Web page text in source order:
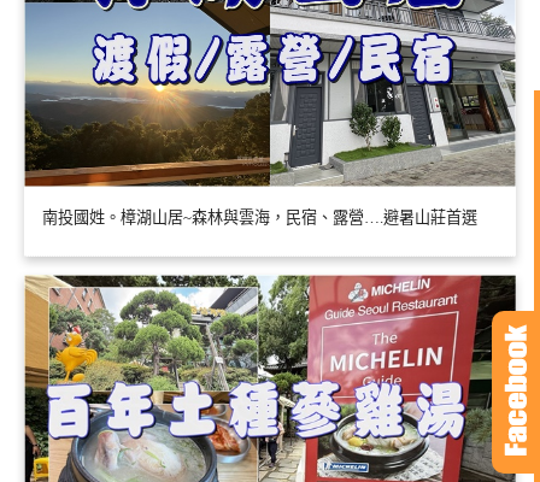
南投國姓。樟湖山居~森林與雲海，民宿、露營….避暑山莊首選